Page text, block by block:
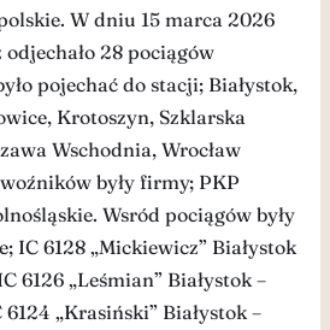
W dniu 15 marca 2026
28 pociągów
pojechać do stacji; Białystok,
Krotoszyn, Szklarska
Wschodnia, Wrocław
były firmy; PKP
Wsród pociągów były
IC 6128 „Mickiewicz” Białystok
6126 „Leśmian” Białystok –
6124 „Krasiński” Białystok –